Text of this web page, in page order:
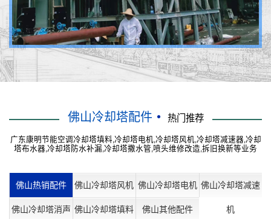
佛山冷却塔配件 热门推荐
广东康明节能空调冷却塔填料,冷却塔电机,冷却塔风机,冷却塔减速器,冷却
塔布水器,冷却塔防水补漏,冷却塔撒水管,喷头维修改造,拆旧换新等业务
佛山热销配件 佛山冷却塔风机 佛山冷却塔电机 佛山冷却塔减速
机
佛山冷却塔消声 佛山冷却塔填料 佛山其他配件